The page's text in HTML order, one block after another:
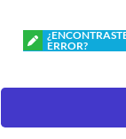
ERROR?